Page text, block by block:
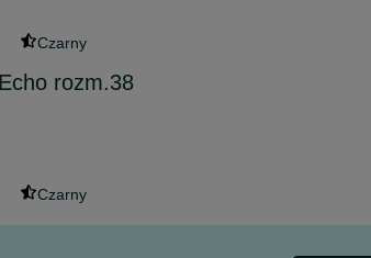
Czarny
rozm.38
Czarny